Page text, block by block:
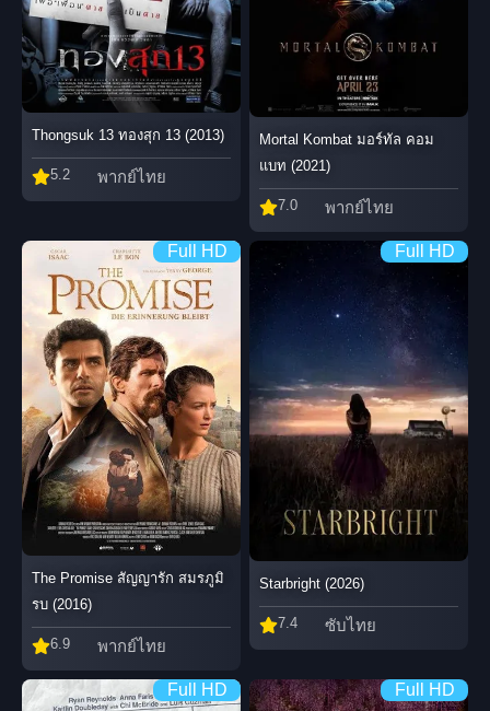
Thongsuk 13 ทองสุก 13 (2013)
5.2 พากย์ไทย
Mortal Kombat มอร์ทัล คอม
แบท (2021)
7.0 พากย์ไทย
Full HD
The Promise สัญญารัก สมรภูมิ
รบ (2016)
6.9 พากย์ไทย
Full HD
Starbright (2026)
7.4 ซับไทย
Full HD Full HD